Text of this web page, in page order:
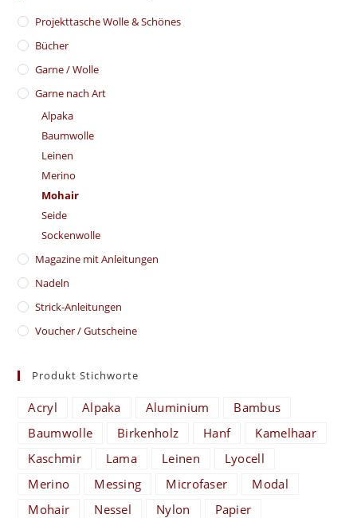
​Projekttasche Wolle & Schönes
Bücher
Garne / Wolle
Garne nach Art
Alpaka
Baumwolle
Leinen
Merino
Mohair
Seide
Sockenwolle
Magazine mit Anleitungen
Nadeln
Strick-Anleitungen
Voucher / Gutscheine
Produkt Stichworte
Acryl Alpaka Aluminium
Bambus
Baumwolle
Birkenholz Hanf
Kamelhaar
Kaschmir
Lama Leinen
Lyocell
Merino
Messing Microfaser
Modal
Mohair
Nessel Nylon
Papier